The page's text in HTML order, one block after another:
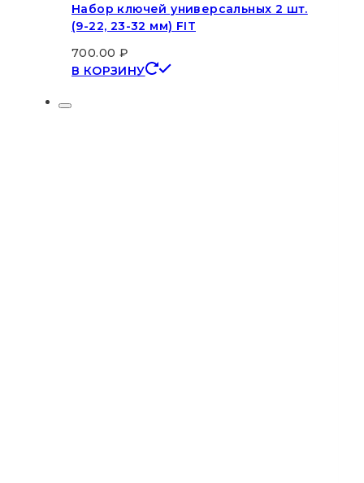
Набор ключей универсальных 2 шт.
(9-22, 23-32 мм) FIT
700.00 ₽
В КОРЗИНУ